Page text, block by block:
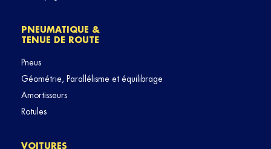
PNEUMATIQUE &
TENUE DE ROUTE
Pneus
Géométrie, Parallélisme et équilibrage
Amortisseurs
Rotules
VOITURES